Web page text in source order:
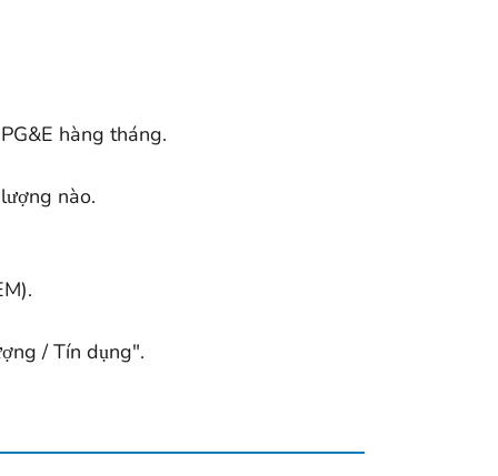
hàng tháng.
nào.
/ Tín dụng".